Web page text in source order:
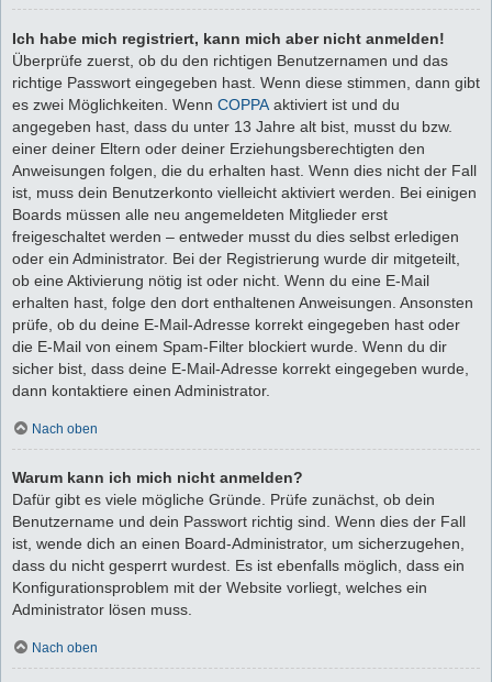
Ich habe mich registriert, kann mich aber nicht anmelden!
Überprüfe zuerst, ob du den richtigen Benutzernamen und das
richtige Passwort eingegeben hast. Wenn diese stimmen, dann gibt
es zwei Möglichkeiten. Wenn COPPA aktiviert ist und du
angegeben hast, dass du unter 13 Jahre alt bist, musst du bzw.
einer deiner Eltern oder deiner Erziehungsberechtigten den
Anweisungen folgen, die du erhalten hast. Wenn dies nicht der Fall
ist, muss dein Benutzerkonto vielleicht aktiviert werden. Bei einigen
Boards müssen alle neu angemeldeten Mitglieder erst
freigeschaltet werden – entweder musst du dies selbst erledigen
oder ein Administrator. Bei der Registrierung wurde dir mitgeteilt,
ob eine Aktivierung nötig ist oder nicht. Wenn du eine E-Mail
erhalten hast, folge den dort enthaltenen Anweisungen. Ansonsten
prüfe, ob du deine E-Mail-Adresse korrekt eingegeben hast oder
die E-Mail von einem Spam-Filter blockiert wurde. Wenn du dir
sicher bist, dass deine E-Mail-Adresse korrekt eingegeben wurde,
dann kontaktiere einen Administrator.
Nach oben
Warum kann ich mich nicht anmelden?
Dafür gibt es viele mögliche Gründe. Prüfe zunächst, ob dein
Benutzername und dein Passwort richtig sind. Wenn dies der Fall
ist, wende dich an einen Board-Administrator, um sicherzugehen,
dass du nicht gesperrt wurdest. Es ist ebenfalls möglich, dass ein
Konfigurationsproblem mit der Website vorliegt, welches ein
Administrator lösen muss.
Nach oben